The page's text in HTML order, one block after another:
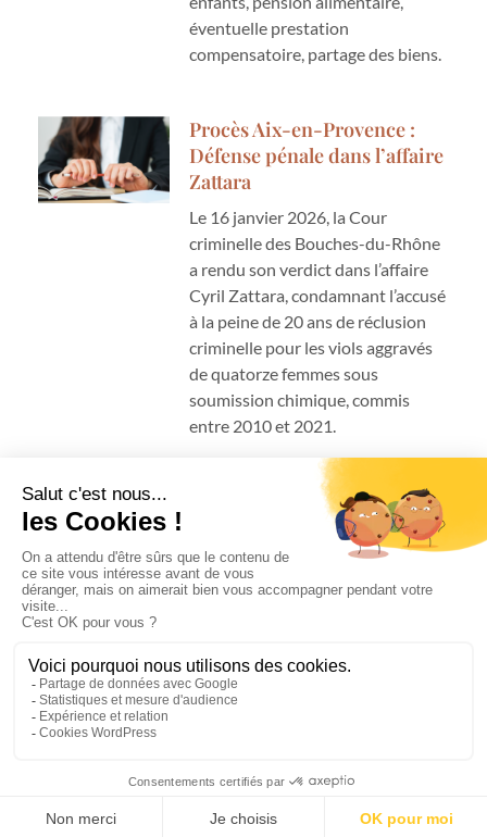
éventuelle prestation
compensatoire, partage des biens.
Procès Aix-en-Provence :
Défense pénale dans l’affaire
Zattara
Le 16 janvier 2026, la Cour
criminelle des Bouches-du-Rhône
a rendu son verdict dans l’affaire
Cyril Zattara, condamnant l’accusé
à la peine de 20 ans de réclusion
criminelle pour les viols aggravés
de quatorze femmes sous
soumission chimique, commis
entre 2010 et 2021.
La différence entre un
divorce amiable et un
divorce par consentement
mutuel
par consentement mutuel ?
Aucune différence juridique : le